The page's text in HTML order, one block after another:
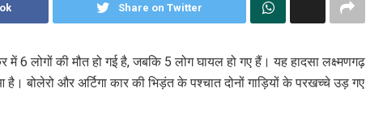
Share on Twitter
6 लोगों की मौत हो गई है, जबकि 5 लोग घायल हो गए हैं। यह हादसा लक्ष्मणगढ़
बोलेरो और अर्टिगा कार की भिड़ंत के पश्चात दोनों गाड़ियों के परखच्चे उड़ गए